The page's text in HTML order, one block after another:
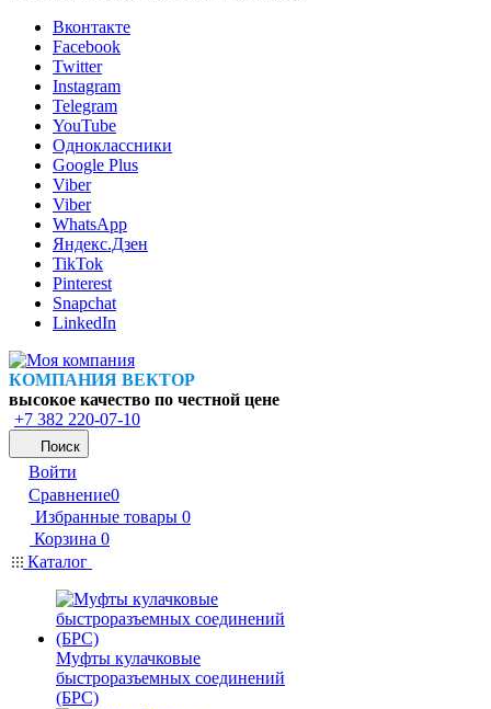
Вконтакте
Facebook
Twitter
Instagram
Telegram
YouTube
Одноклассники
Google Plus
Viber
Viber
WhatsApp
Яндекс.Дзен
TikTok
Pinterest
Snapchat
LinkedIn
КОМПАНИЯ ВЕКТОР
высокое качество по честной цене
+7 382 220-07-10
Поиск
Войти
Сравнение0
Избранные товары 0
Корзина 0
Каталог
Муфты кулачковые
быстроразъемных соединений
(БРС)